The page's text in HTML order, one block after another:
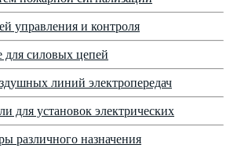
управления и контроля
для силовых цепей
линий электропередач
для установок электрических
различного назначения